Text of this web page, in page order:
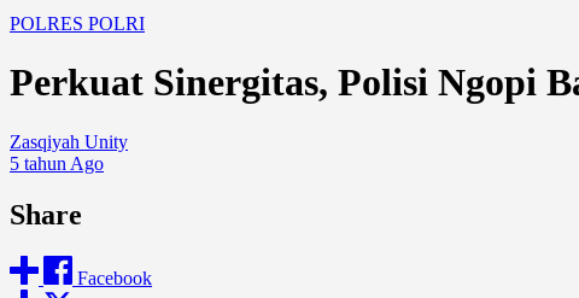
POLRES POLRI
Perkuat Sinergitas, Polisi Ngopi
Zasqiyah Unity
5 tahun Ago
Share
Facebook